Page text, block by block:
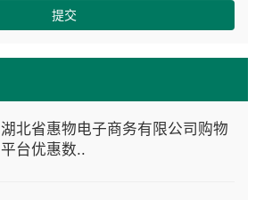
湖北省惠物电子商务有限公司购物
平台优惠数..
提交